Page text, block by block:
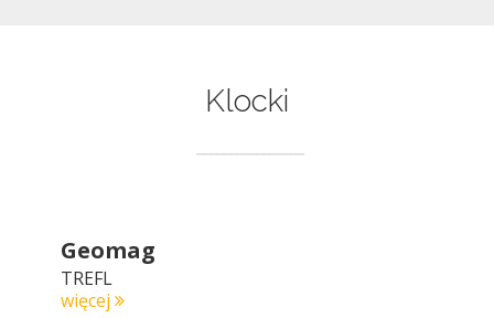
Klocki
Geomag
TREFL
więcej